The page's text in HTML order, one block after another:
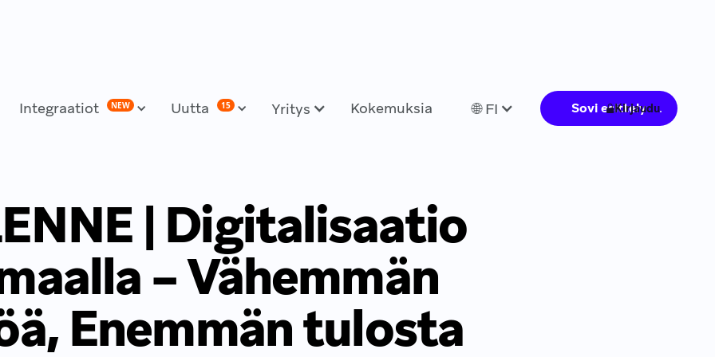
Integraatiot NEW Uutta 15 Yritys Kokemuksia 🌐 FI Sovi esittely
Kirjaudu
| Digitalisaatio
– Vähemmän
Enemmän tulosta